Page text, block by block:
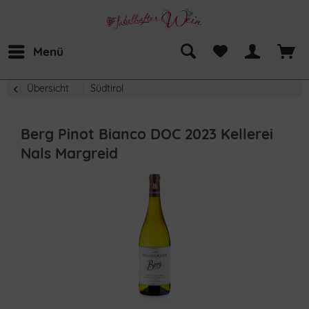
Menü
Übersicht Südtirol
Berg Pinot Bianco DOC 2023 Kellerei
Nals Margreid